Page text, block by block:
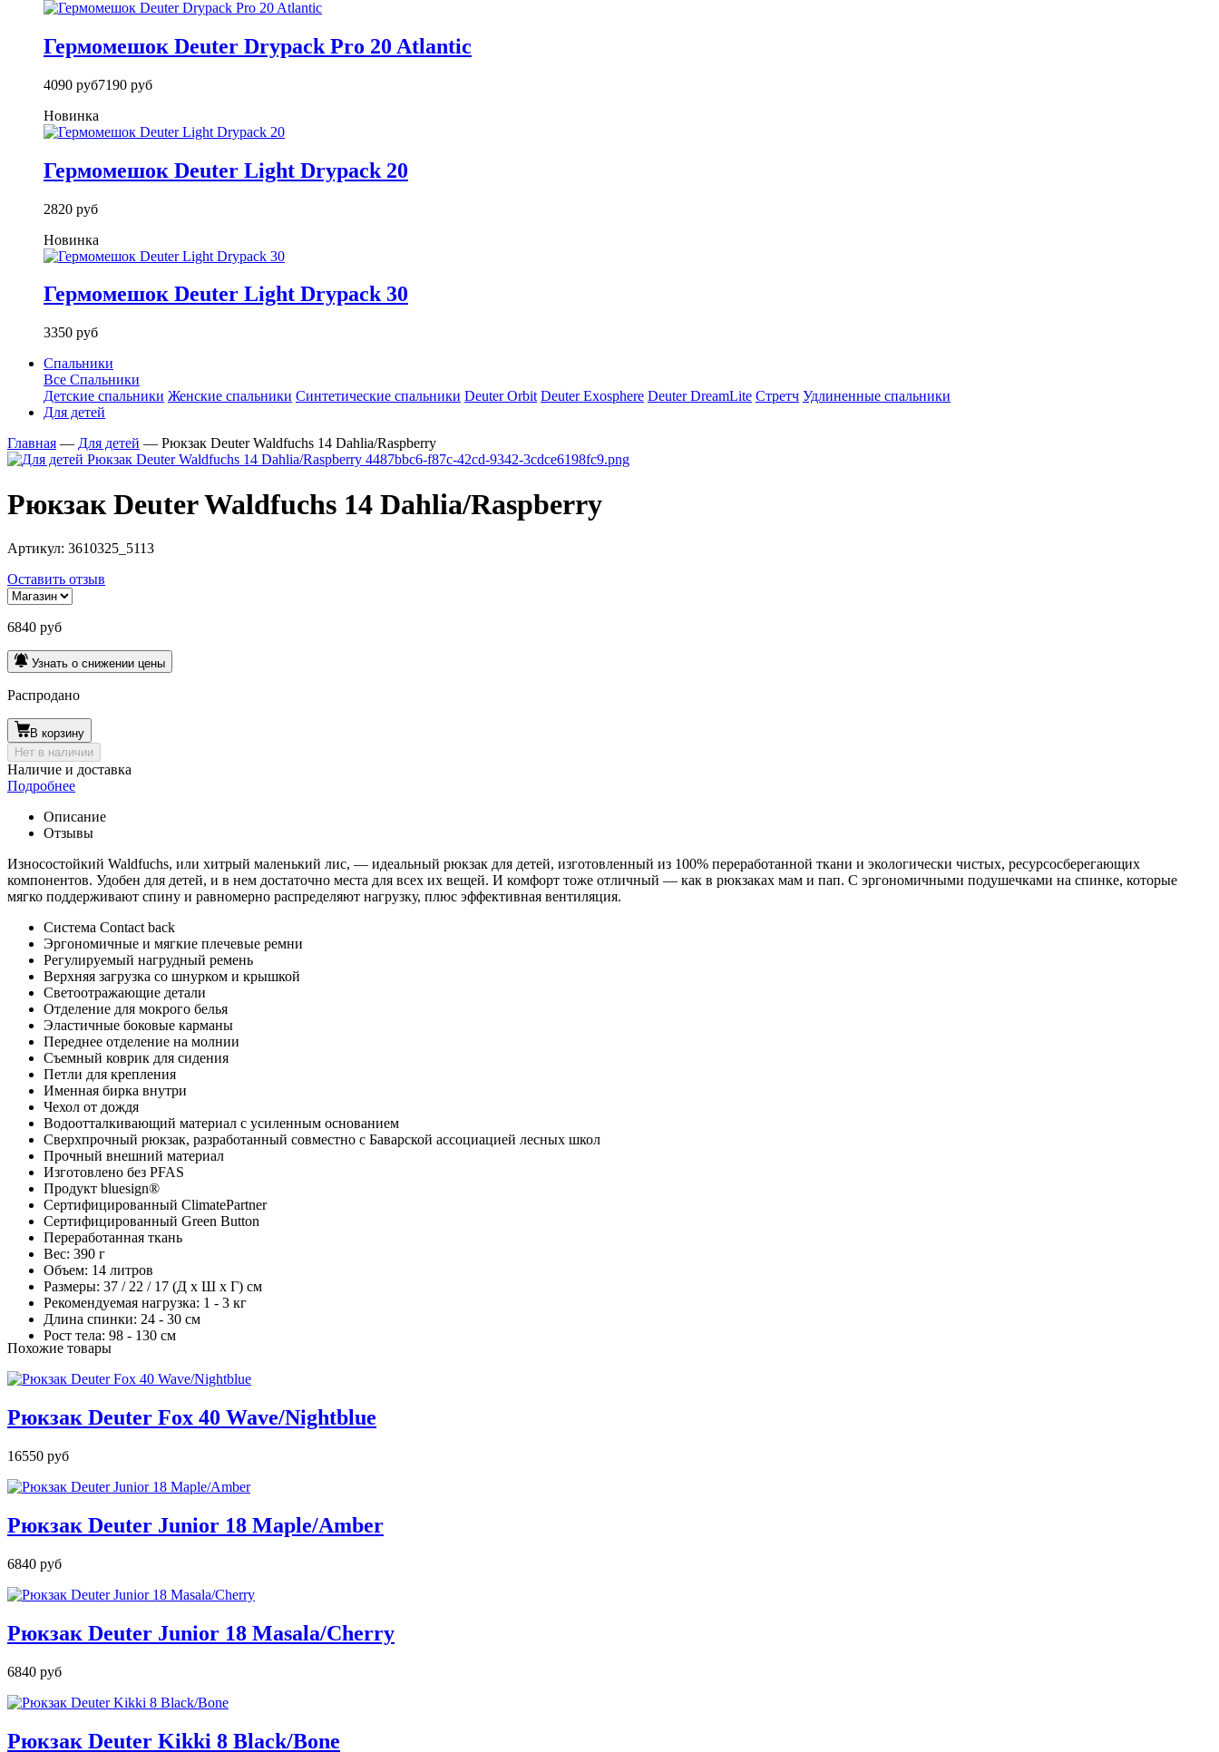
Гермомешок Deuter Drypack Pro 20 Atlantic
4090 руб7190 руб
Новинка
Гермомешок Deuter Light Drypack 20
2820 руб
Новинка
Гермомешок Deuter Light Drypack 30
3350 руб
Спальники
Все Спальники
Детские спальники Женские спальники Синтетические спальники Deuter Orbit Deuter Exosphere Deuter DreamLite Стретч Удлиненные спальники
Для детей
Главная — Для детей — Рюкзак Deuter Waldfuchs 14 Dahlia/Raspberry
Рюкзак Deuter Waldfuchs 14 Dahlia/Raspberry
Артикул: 3610325_5113
Оставить отзыв
6840 руб
Узнать о снижении цены
Распродано
В корзину
Нет в наличии
Наличие и доставка
Подробнее
Описание
Отзывы
Износостойкий Waldfuchs, или хитрый маленький лис, — идеальный рюкзак для детей, изготовленный из 100% переработанной ткани и экологически чистых, ресурсосберегающих
компонентов. Удобен для детей, и в нем достаточно места для всех их вещей. И комфорт тоже отличный — как в рюкзаках мам и пап. С эргономичными подушечками на спинке, которые
мягко поддерживают спину и равномерно распределяют нагрузку, плюс эффективная вентиляция.
Система Contact back
Эргономичные и мягкие плечевые ремни
Регулируемый нагрудный ремень
Верхняя загрузка со шнурком и крышкой
Светоотражающие детали
Отделение для мокрого белья
Эластичные боковые карманы
Переднее отделение на молнии
Съемный коврик для сидения
Петли для крепления
Именная бирка внутри
Чехол от дождя
Водоотталкивающий материал с усиленным основанием
Сверхпрочный рюкзак, разработанный совместно с Баварской ассоциацией лесных школ
Прочный внешний материал
Изготовлено без PFAS
Продукт bluesign®
Сертифицированный ClimatePartner
Сертифицированный Green Button
Переработанная ткань
Вес: 390 г
Объем: 14 литров
Размеры: 37 / 22 / 17 (Д x Ш x Г) см
Рекомендуемая нагрузка: 1 - 3 кг
Длина спинки: 24 - 30 см
Рост тела: 98 - 130 см
Похожие товары
Рюкзак Deuter Fox 40 Wave/Nightblue
16550 руб
Рюкзак Deuter Junior 18 Maple/Amber
6840 руб
Рюкзак Deuter Junior 18 Masala/Cherry
6840 руб
Рюкзак Deuter Kikki 8 Black/Bone